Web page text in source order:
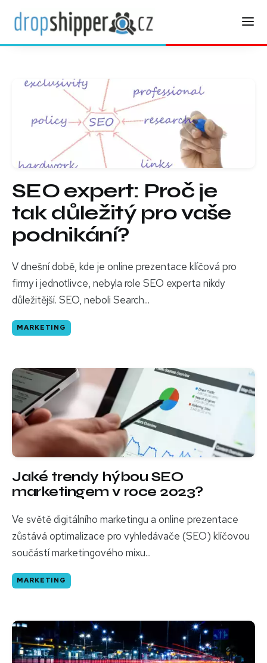
SEO expert: Proč je
tak důležitý pro vaše
podnikání?
V dnešní době, kde je online prezentace klíčová pro
firmy i jednotlivce, nebyla role SEO experta nikdy
důležitější. SEO, neboli Search...
MARKETING
Jaké trendy hýbou SEO
marketingem v roce 2023?
Ve světě digitálního marketingu a online prezentace
zůstává optimalizace pro vyhledávače (SEO) klíčovou
součástí marketingového mixu...
MARKETING